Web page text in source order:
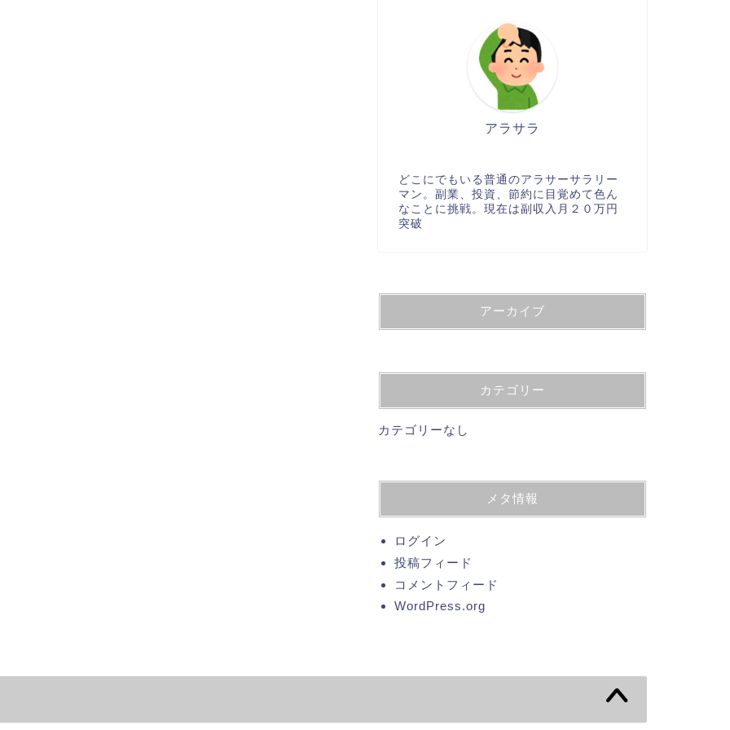
アラサラ
どこにでもいる普通のアラサーサラリー
マン。副業、投資、節約に目覚めて色ん
なことに挑戦。現在は副収入月２０万円
突破
アーカイブ
カテゴリー
カテゴリーなし
メタ情報
ログイン
投稿フィード
コメントフィード
WordPress.org